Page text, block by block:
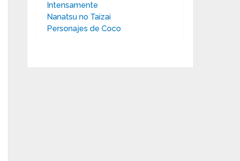
Intensamente
Nanatsu no Taizai
Personajes de Coco